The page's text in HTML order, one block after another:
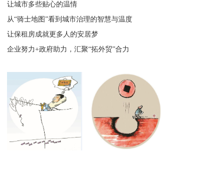
让城市多些贴心的温情
从“骑士地图”看到城市治理的智慧与温度
让保租房成就更多人的安居梦
企业努力+政府助力，汇聚“拓外贸”合力